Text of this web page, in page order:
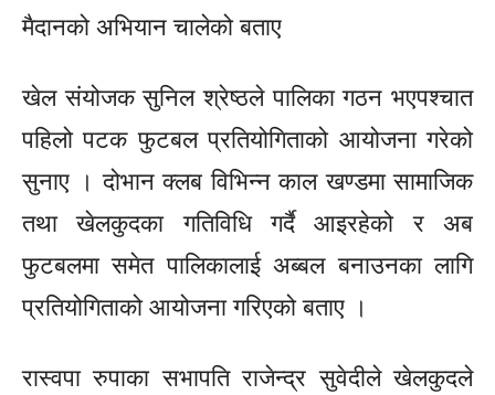
मैदानको अभियान चालेको बताए
खेल संयोजक सुनिल श्रेष्ठले पालिका गठन भएपश्चात
पहिलो पटक फुटबल प्रतियोगिताको आयोजना गरेको
सुनाए । दोभान क्लब विभिन्न काल खण्डमा सामाजिक
तथा खेलकुदका गतिविधि गर्दै आइरहेको र अब
फुटबलमा समेत पालिकालाई अब्बल बनाउनका लागि
प्रतियोगिताको आयोजना गरिएको बताए ।
रास्वपा रुपाका सभापति राजेन्द्र सुवेदीले खेलकुदले